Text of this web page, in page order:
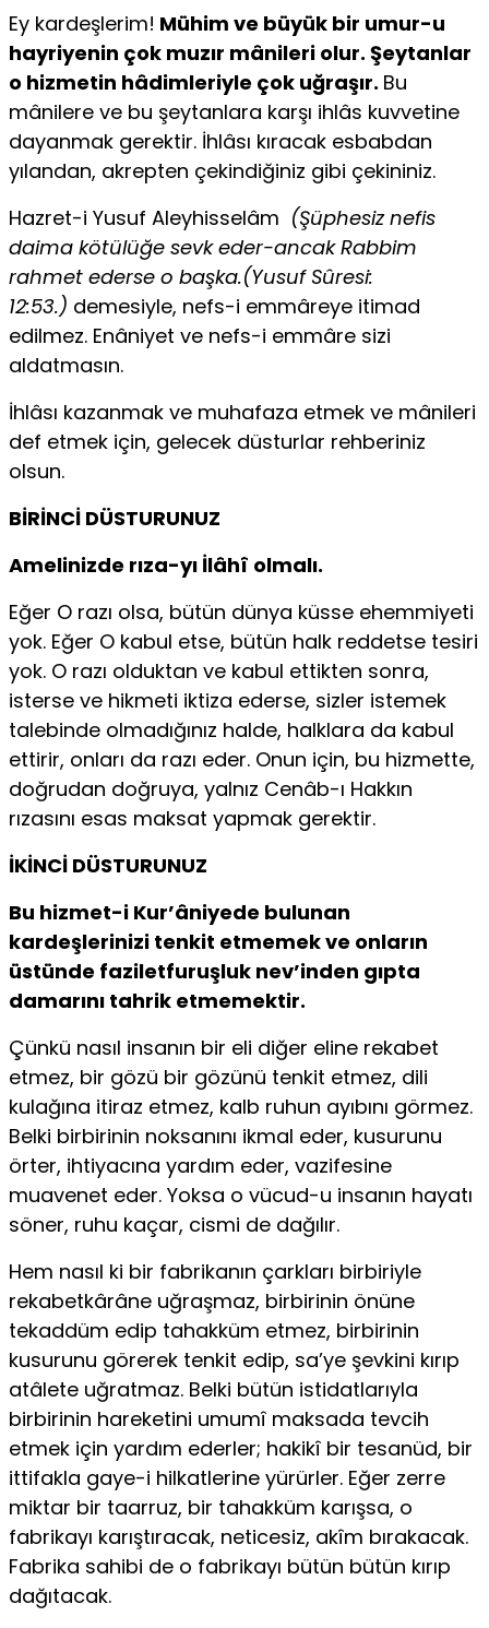
Ey kardeşlerim! Mühim ve büyük bir umur-u
hayriyenin çok muzır mânileri olur. Şeytanlar
o hizmetin hâdimleriyle çok uğraşır. Bu
mânilere ve bu şeytanlara karşı ihlâs kuvvetine
dayanmak gerektir. İhlâsı kıracak esbabdan
yılandan, akrepten çekindiğiniz gibi çekininiz.
Hazret-i Yusuf Aleyhisselâm (Şüphesiz nefis
daima kötülüğe sevk eder-ancak Rabbim
rahmet ederse o başka.(Yusuf Sûresi:
12:53.) demesiyle, nefs-i emmâreye itimad
edilmez. Enâniyet ve nefs-i emmâre sizi
aldatmasın.
İhlâsı kazanmak ve muhafaza etmek ve mânileri
def etmek için, gelecek düsturlar rehberiniz
olsun.
BİRİNCİ DÜSTURUNUZ
Amelinizde rıza-yı İlâhî olmalı.
Eğer O razı olsa, bütün dünya küsse ehemmiyeti
yok. Eğer O kabul etse, bütün halk reddetse tesiri
yok. O razı olduktan ve kabul ettikten sonra,
isterse ve hikmeti iktiza ederse, sizler istemek
talebinde olmadığınız halde, halklara da kabul
ettirir, onları da razı eder. Onun için, bu hizmette,
doğrudan doğruya, yalnız Cenâb-ı Hakkın
rızasını esas maksat yapmak gerektir.
İKİNCİ DÜSTURUNUZ
Bu hizmet-i Kur’âniyede bulunan
kardeşlerinizi tenkit etmemek ve onların
üstünde faziletfuruşluk nev’inden gıpta
damarını tahrik etmemektir.
Çünkü nasıl insanın bir eli diğer eline rekabet
etmez, bir gözü bir gözünü tenkit etmez, dili
kulağına itiraz etmez, kalb ruhun ayıbını görmez.
Belki birbirinin noksanını ikmal eder, kusurunu
örter, ihtiyacına yardım eder, vazifesine
muavenet eder. Yoksa o vücud-u insanın hayatı
söner, ruhu kaçar, cismi de dağılır.
Hem nasıl ki bir fabrikanın çarkları birbiriyle
rekabetkârâne uğraşmaz, birbirinin önüne
tekaddüm edip tahakküm etmez, birbirinin
kusurunu görerek tenkit edip, sa’ye şevkini kırıp
atâlete uğratmaz. Belki bütün istidatlarıyla
birbirinin hareketini umumî maksada tevcih
etmek için yardım ederler; hakikî bir tesanüd, bir
ittifakla gaye-i hilkatlerine yürürler. Eğer zerre
miktar bir taarruz, bir tahakküm karışsa, o
fabrikayı karıştıracak, neticesiz, akîm bırakacak.
Fabrika sahibi de o fabrikayı bütün bütün kırıp
dağıtacak.